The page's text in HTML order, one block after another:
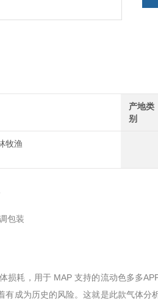
产地类
别
牧渔
包装
耗，用于 MAP 支持的流动色多多
成为历史的风险。这就是此款气体